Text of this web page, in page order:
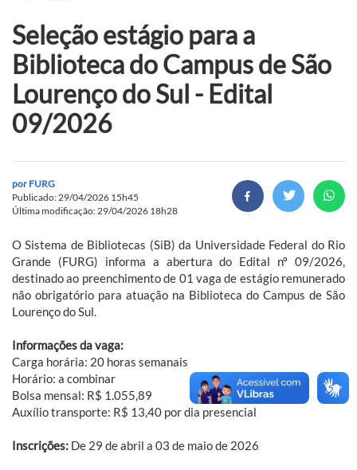
Seleção estágio para a
Biblioteca do Campus de São
Lourenço do Sul - Edital
09/2026
por FURG
Publicado: 29/04/2026 15h45
Última modificação: 29/04/2026 18h28
O Sistema de Bibliotecas (SiB) da Universidade Federal do Rio
Grande (FURG) informa a abertura do Edital nº 09/2026,
destinado ao preenchimento de 01 vaga de estágio remunerado
não obrigatório para atuação na Biblioteca do Campus de São
Lourenço do Sul.
Informações da vaga:
Carga horária: 20 horas semanais
Horário: a combinar
Bolsa mensal: R$ 1.055,89
Auxílio transporte: R$ 13,40 por dia presencial
Inscrições: De 29 de abril a 03 de maio de 2026